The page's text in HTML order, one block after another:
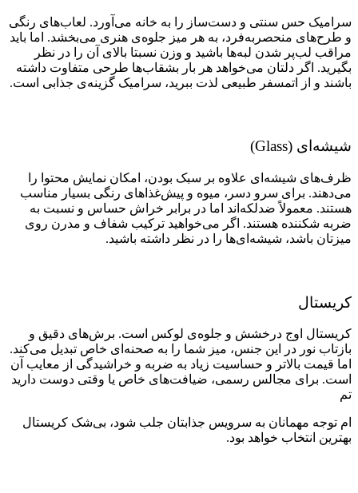
سرامیک حس سنتی و دست‌ساز را به خانه می‌آورد. لعاب‌های رنگی
و طرح‌های منحصربه‌فرد، به هر میز جلوه‌ی هنری می‌بخشد. اما باید
مراقب لب‌پر شدن لبه‌ها باشید و وزن نسبتا بالای آن را در نظر
بگیرید. اگر دلتان می‌خواهد هر بار بشقاب‌ها طرحی متفاوت داشته
باشند و از اتمسفر طبیعی لذت ببرید، سرامیک گزینه‌ی جذابی است.
شیشه‌ای (Glass)
ظرف‌های شیشه‌ای علاوه بر سبک بودن، امکان نمایش محتوا را
می‌دهند. برای سرو دسر، میوه و پیش‌غذاهای رنگی بسیار مناسب
هستند. معمولاً ضدلکه‌اند اما در برابر خراش حساس و نسبت به
ضربه شکننده هستند. اگر می‌خواهید ترکیب شفاف و مدرن روی
میزتان باشد، شیشه‌ای‌ها را در نظر داشته باشید.
کریستال
کریستال اوج درخشش و جلوه‌ی لوکس است. برش‌های دقیق و
بازتاب نور در این جنس، میز شما را به صحنه‌ای خاص تبدیل می‌کند.
اما قیمت بالاتر و حساسیت زیاد به ضربه و خراشیدگی از معایب آن
است. برای مجالس رسمی، ضیافت‌های خاص یا وقتی دوست دارید
تم
ام توجه مهمانان به سرویس جذابتان جلب شود، بی‌شک کریستال
بهترین انتخاب خواهد بود.